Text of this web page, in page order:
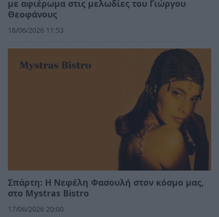
με αφιέρωμα στις μελωδίες του Γιώργου
Θεοφάνους
18/06/2026 11:53
Σπάρτη: Η Νεφέλη Φασουλή στον κόσμο μας,
στο Mystras Bistro
17/06/2026 20:00